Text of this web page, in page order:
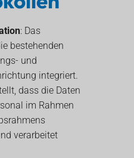
: Das
bestehenden
und
integriert.
dass die Daten
im Rahmen
verarbeitet